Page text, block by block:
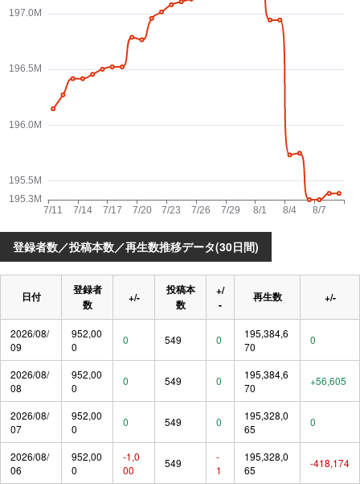
登録者数／投稿本数／再生数推移データ(30日間)
日付
登録者
数
+/-
投稿本
数
+/
-
再生数 +/-
2026/08/
09
952,00
0
0 549 0
195,384,6
70
0
2026/08/
08
952,00
0
0 549 0
195,384,6
70
+56,605
2026/08/
07
952,00
0
0 549 0
195,328,0
65
0
2026/08/
06
952,00
0
-1,0
00
549
-
1
195,328,0
65
-418,174